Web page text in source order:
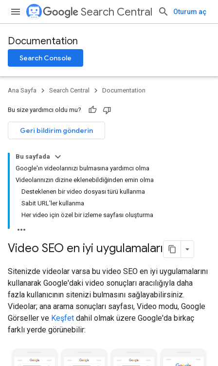
Search Central Oturum aç
Documentation
Search Console
Ana Sayfa Search Central Documentation
Bu size yardımcı oldu mu?
Geri bildirim gönderin
Bu sayfada
Google'ın videolarınızı bulmasına yardımcı olma
Videolarınızın dizine eklenebildiğinden emin olma
Desteklenen bir video dosyası türü kullanma
Sabit URL'ler kullanma
Her video için özel bir izleme sayfası oluşturma
Video SEO en iyi uygulamaları
Sitenizde videolar varsa bu video SEO en iyi uygulamalarını
kullanarak Google'daki video sonuçları aracılığıyla daha
fazla kullanıcının sitenizi bulmasını sağlayabilirsiniz.
Videolar; ana arama sonuçları sayfası, Video modu, Google
Görseller ve Keşfet dahil olmak üzere Google'da birkaç
farklı yerde görünebilir: